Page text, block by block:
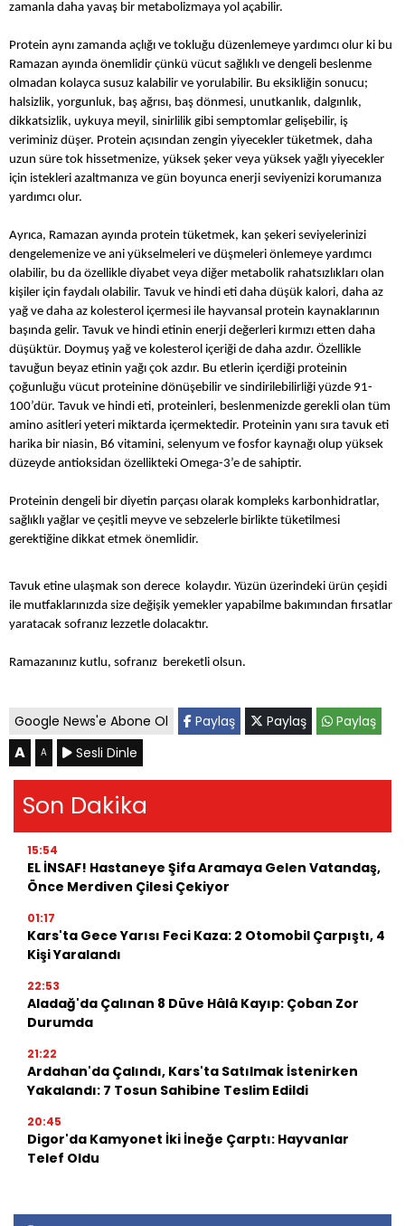
zamanla daha yavaş bir metabolizmaya yol açabilir.
Protein aynı zamanda açlığı ve tokluğu düzenlemeye yardımcı olur ki bu
Ramazan ayında önemlidir çünkü vücut sağlıklı ve dengeli beslenme
olmadan kolayca susuz kalabilir ve yorulabilir. Bu eksikliğin sonucu;
halsizlik, yorgunluk, baş ağrısı, baş dönmesi, unutkanlık, dalgınlık,
dikkatsizlik, uykuya meyil, sinirlilik gibi semptomlar gelişebilir, iş
veriminiz düşer. Protein açısından zengin yiyecekler tüketmek, daha
uzun süre tok hissetmenize, yüksek şeker veya yüksek yağlı yiyecekler
için istekleri azaltmanıza ve gün boyunca enerji seviyenizi korumanıza
yardımcı olur.
Ayrıca, Ramazan ayında protein tüketmek, kan şekeri seviyelerinizi
dengelemenize ve ani yükselmeleri ve düşmeleri önlemeye yardımcı
olabilir, bu da özellikle diyabet veya diğer metabolik rahatsızlıkları olan
kişiler için faydalı olabilir. Tavuk ve hindi eti daha düşük kalori, daha az
yağ ve daha az kolesterol içermesi ile hayvansal protein kaynaklarının
başında gelir. Tavuk ve hindi etinin enerji değerleri kırmızı etten daha
düşüktür. Doymuş yağ ve kolesterol içeriği de daha azdır. Özellikle
tavuğun beyaz etinin yağı çok azdır. Bu etlerin içerdiği proteinin
çoğunluğu vücut proteinine dönüşebilir ve sindirilebilirliği yüzde 91-
100’dür. Tavuk ve hindi eti, proteinleri, beslenmenizde gerekli olan tüm
amino asitleri yeteri miktarda içermektedir. Proteinin yanı sıra tavuk eti
harika bir niasin, B6 vitamini, selenyum ve fosfor kaynağı olup yüksek
düzeyde antioksidan özellikteki Omega-3’e de sahiptir.
Proteinin dengeli bir diyetin parçası olarak kompleks karbonhidratlar,
sağlıklı yağlar ve çeşitli meyve ve sebzelerle birlikte tüketilmesi
gerektiğine dikkat etmek önemlidir.
Tavuk etine ulaşmak son derece kolaydır. Yüzün üzerindeki ürün çeşidi
ile mutfaklarınızda size değişik yemekler yapabilme bakımından fırsatlar
yaratacak sofranız lezzetle dolacaktır.
Ramazanınız kutlu, sofranız bereketli olsun.
Google News'e Abone Ol Paylaş Paylaş Paylaş
A A Sesli Dinle
Son Dakika
15:54
EL İNSAF! Hastaneye Şifa Aramaya Gelen Vatandaş,
Önce Merdiven Çilesi Çekiyor
01:17
Kars'ta Gece Yarısı Feci Kaza: 2 Otomobil Çarpıştı, 4
Kişi Yaralandı
22:53
Aladağ'da Çalınan 8 Düve Hâlâ Kayıp: Çoban Zor
Durumda
21:22
Ardahan'da Çalındı, Kars'ta Satılmak İstenirken
Yakalandı: 7 Tosun Sahibine Teslim Edildi
20:45
Digor'da Kamyonet İki İneğe Çarptı: Hayvanlar
Telef Oldu